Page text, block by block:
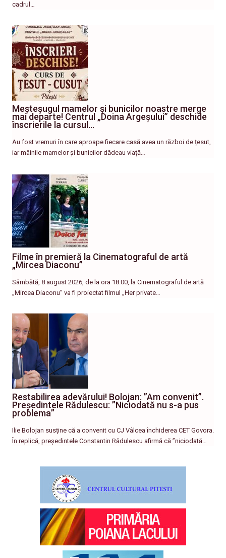
cadrul…
Meșteșugul mamelor și bunicilor noastre merge
mai departe! Centrul „Doina Argeșului” deschide
înscrierile la cursul…
Au fost vremuri în care aproape fiecare casă avea un război de țesut,
iar mâinile mamelor și bunicilor dădeau viață…
Filme în premieră la Cinematograful de artă
„Mircea Diaconu”
Sâmbătă, 8 august 2026, de la ora 18.00, la Cinematograful de artă
„Mircea Diaconu” va fi proiectat filmul „Her private…
Restabilirea adevărului! Bolojan: ”Am convenit”.
Președintele Rădulescu: ”Niciodată nu s-a pus
problema”
Ilie Bolojan susține că a convenit cu CJ Vâlcea închiderea CET Govora.
În replică, președintele Constantin Rădulescu afirmă că ”niciodată…